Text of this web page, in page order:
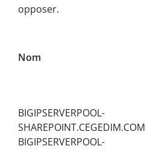
opposer.
Nom
BIGIPSERVERPOOL-
SHAREPOINT.CEGEDIM.COM
BIGIPSERVERPOOL-